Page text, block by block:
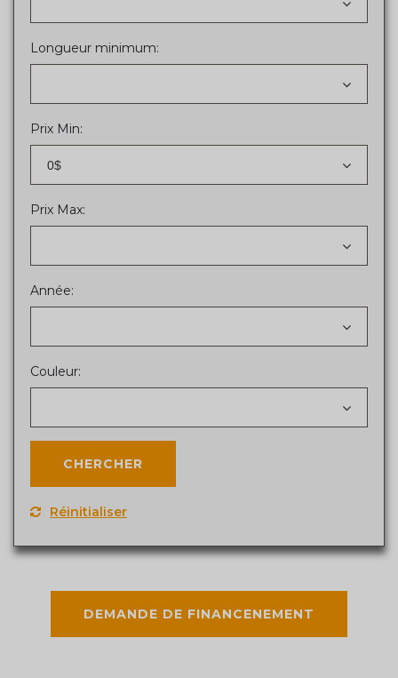
Longueur minimum:
Prix Min:
0$
Prix Max:
Année:
Couleur:
Réinitialiser
DEMANDE DE FINANCENEMENT